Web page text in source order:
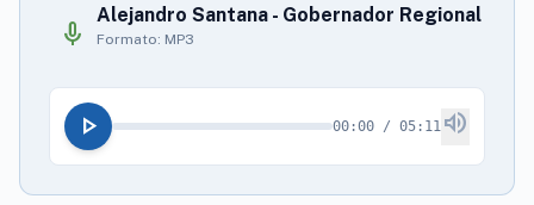
mic
Alejandro Santana - Gobernador Regional
Formato: MP3
play_arrow 00:00 / 05:11 volume_up